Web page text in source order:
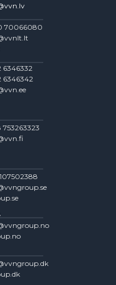
70066080
6346332
6346342
753263323